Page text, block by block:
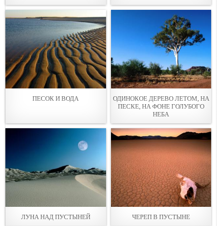
ПЕСОК И ВОДА
ОДИНОКОЕ ДЕРЕВО ЛЕТОМ, НА
ПЕСКЕ, НА ФОНЕ ГОЛУБОГО
НЕБА
ЛУНА НАД ПУСТЫНЕЙ ЧЕРЕП В ПУСТЫНЕ